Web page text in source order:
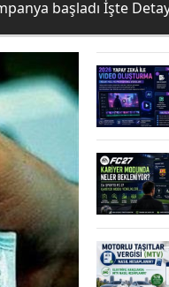
başladı İşte